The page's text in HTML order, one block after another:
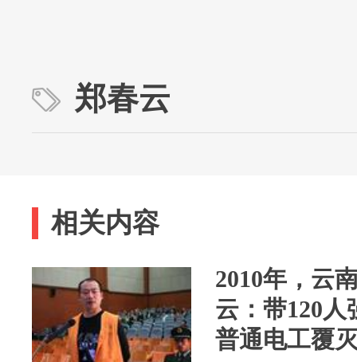
郑春云
相关内容
2010年，云
云：带120
普通电工覆